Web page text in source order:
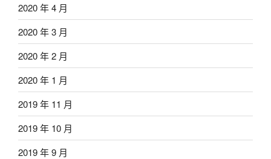
2020 年 4 月
2020 年 3 月
2020 年 2 月
2020 年 1 月
2019 年 11 月
2019 年 10 月
2019 年 9 月